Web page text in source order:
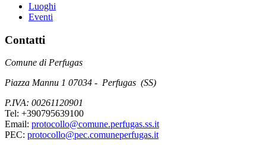
Luoghi
Eventi
Contatti
Comune di Perfugas
Piazza Mannu 1 07034 - Perfugas (SS)
P.IVA: 00261120901
Tel: +390795639100
Email: protocollo@comune.perfugas.ss.it
PEC: protocollo@pec.comuneperfugas.it